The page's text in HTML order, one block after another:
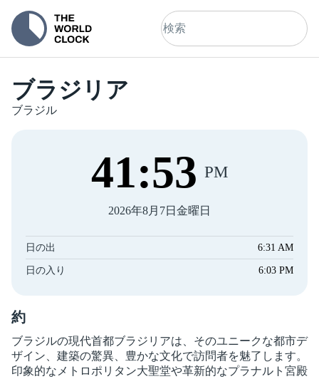
ブラジリア
ブラジル
41:53 PM
2026年8月7日金曜日
日の出 6:31 AM
日の入り 6:03 PM
約
ブラジルの現代首都ブラジリアは、そのユニークな都市デ
ザイン、建築の驚異、豊かな文化で訪問者を魅了します。
印象的なメトロポリタン大聖堂や革新的なプラナルト宮殿